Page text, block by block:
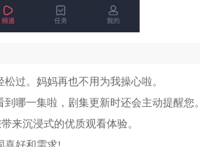
过。妈妈再也不用为我操心啦。
哪一集啦，剧集更新时还会主动提醒您。
来沉浸式的优质观看体验。